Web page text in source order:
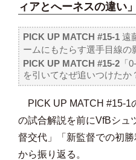
ィアとへーネスの違い」
PICK UP MATCH #15-1 遠
ームにもたらす選手目線の
PICK UP MATCH #15-2 「
を引いてなぜ追いつけたか
PICK UP MATCH #15-1
の試合解説を前にVfBシュ
督交代」「新監督での初
から振り返る。